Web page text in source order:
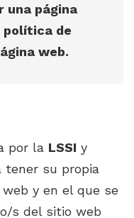
una página
política de
web.
por la LSSI y
tener su propia
y en el que se
s del sitio web